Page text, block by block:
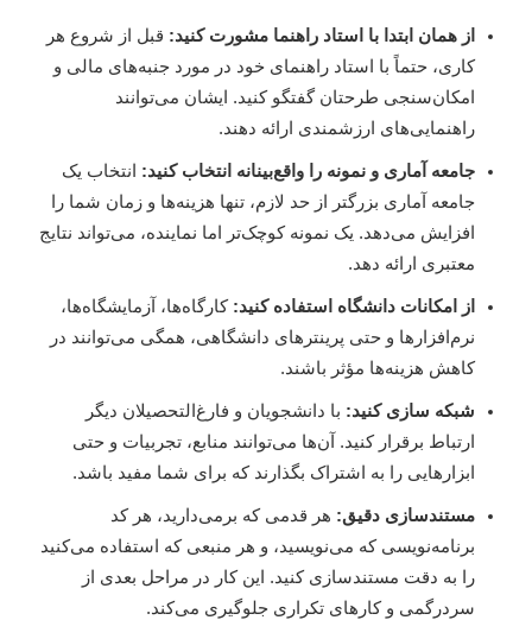
از همان ابتدا با استاد راهنما مشورت کنید: قبل از شروع هر
کاری، حتماً با استاد راهنمای خود در مورد جنبه‌های مالی و
امکان‌سنجی طرحتان گفتگو کنید. ایشان می‌توانند
راهنمایی‌های ارزشمندی ارائه دهند.
جامعه آماری و نمونه را واقع‌بینانه انتخاب کنید: انتخاب یک
جامعه آماری بزرگتر از حد لازم، تنها هزینه‌ها و زمان شما را
افزایش می‌دهد. یک نمونه کوچک‌تر اما نماینده، می‌تواند نتایج
معتبری ارائه دهد.
از امکانات دانشگاه استفاده کنید: کارگاه‌ها، آزمایشگاه‌ها،
نرم‌افزارها و حتی پرینترهای دانشگاهی، همگی می‌توانند در
کاهش هزینه‌ها مؤثر باشند.
شبکه سازی کنید: با دانشجویان و فارغ‌التحصیلان دیگر
ارتباط برقرار کنید. آن‌ها می‌توانند منابع، تجربیات و حتی
ابزارهایی را به اشتراک بگذارند که برای شما مفید باشد.
مستندسازی دقیق:هر قدمی که برمی‌دارید، هر کد
برنامه‌نویسی که می‌نویسید، و هر منبعی که استفاده می‌کنید
را به دقت مستندسازی کنید. این کار در مراحل بعدی از
سردرگمی و کارهای تکراری جلوگیری می‌کند.